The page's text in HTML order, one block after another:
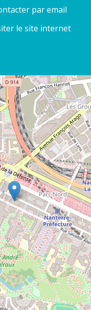
par email
le site internet